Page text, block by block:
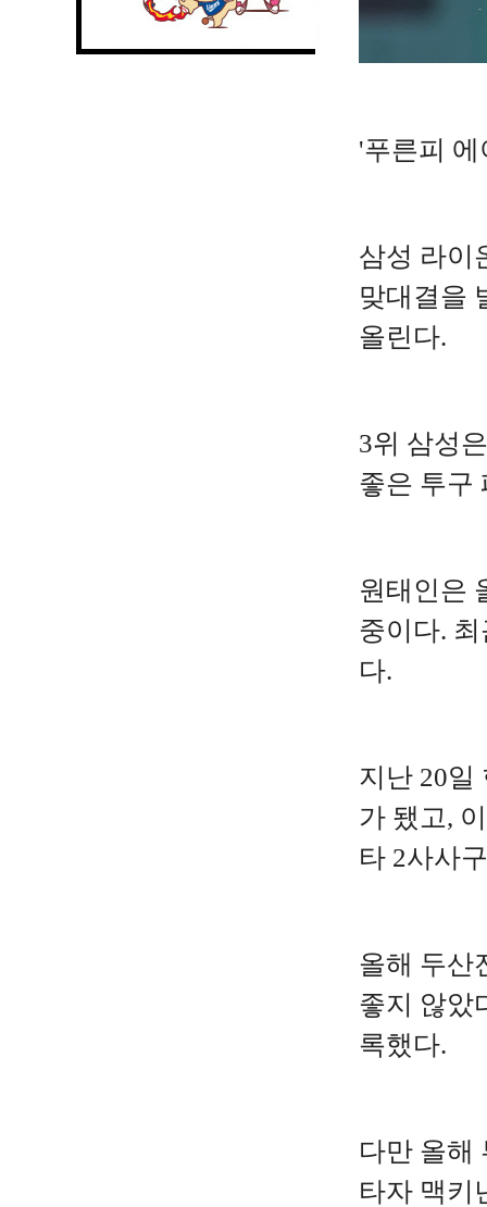
'푸른피
삼성 라이
맞대결을
올린다.
3위 삼성
좋은 투구
원태인은
중이다.
다.
지난 20일
가 됐고,
타 2사사
올해 두산
좋지 않았
록했다.
다만 올해
타자 맥키